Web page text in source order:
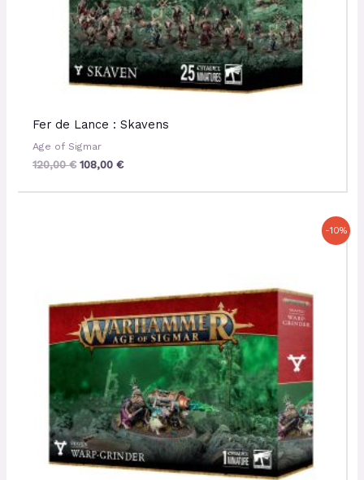
Fer de Lance : Skavens
Age of Sigmar
120,00€ 108,00 €
-10%